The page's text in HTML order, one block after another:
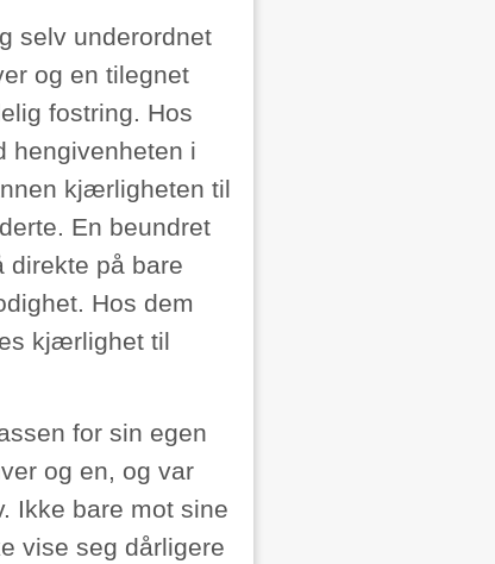
selv underordnet
og en tilegnet
fostring. Hos
hengivenheten i
kjærligheten til
En beundret
direkte på bare
Hos dem
kjærlighet til
for sin egen
og en, og var
Ikke bare mot sine
vise seg dårligere